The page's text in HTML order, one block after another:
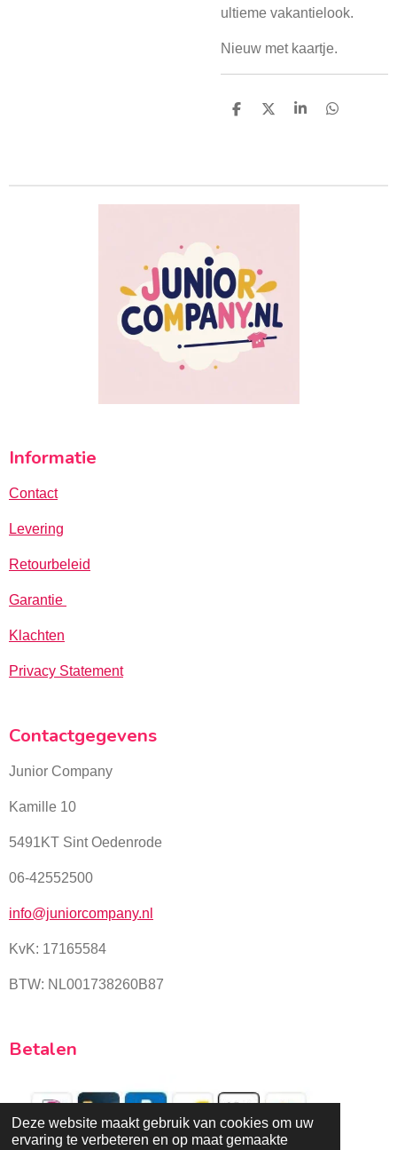
Deze website maakt gebruik van cookies om uw
ervaring te verbeteren en op maat gemaakte
ultieme vakantielook.
Nieuw met kaartje.
D
D
S
D
Informatie
Contact
Levering
Retourbeleid
Garantie
Klachten
Privacy Statement
Contactgegevens
Junior Company
Kamille 10
5491KT Sint Oedenrode
06-42552500
info@juniorcompany.nl
KvK: 17165584
BTW: NL001738260B87
Betalen